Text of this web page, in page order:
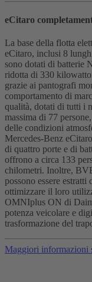
eCitaro
La base della flotta
eCitaro, inclusi 8
sono dotati di batterie
ridotta di 330
grazie ai pantografi
comportamento di
qualità, dotati di tutti i
massima di 77
delle condizioni
Mercedes-Benz
di quattro porte e di
offrono a circa 133
chilometri. Inoltre,
possono essere
ottimizzare il loro
OMNIplus ON di
potenza veicolare e
trasformazione del
Maggiori informazioni